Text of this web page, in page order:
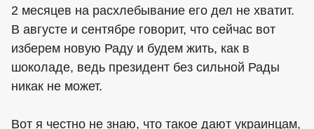
2 месяцев на расхлебывание его дел не хватит.
В августе и сентябре говорит, что сейчас вот
изберем новую Раду и будем жить, как в
шоколаде, ведь президент без сильной Рады
никак не может.
Вот я честно не знаю, что такое дают украинцам,